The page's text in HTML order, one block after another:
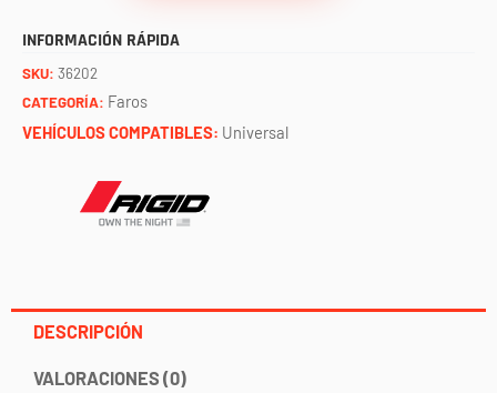
/
par
cantidad
INFORMACIÓN RÁPIDA
SKU: 36202
CATEGORÍA: Faros
VEHÍCULOS COMPATIBLES: Universal
DESCRIPCIÓN
VALORACIONES (0)